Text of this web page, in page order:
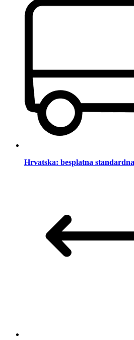
Hrvatska: besplatna